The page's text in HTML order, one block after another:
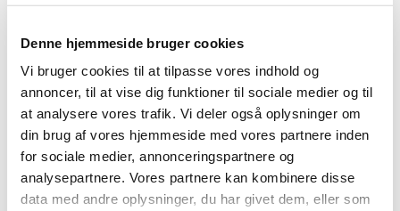
Denne hjemmeside bruger cookies
Vi bruger cookies til at tilpasse vores indhold og
annoncer, til at vise dig funktioner til sociale medier og til
at analysere vores trafik. Vi deler også oplysninger om
din brug af vores hjemmeside med vores partnere inden
for sociale medier, annonceringspartnere og
analysepartnere. Vores partnere kan kombinere disse
data med andre oplysninger, du har givet dem, eller som
indtil kl. 12.
Fri entré.
OBS!
1. onsdag i hver måned - Fællessang efter
højskolesangbogen